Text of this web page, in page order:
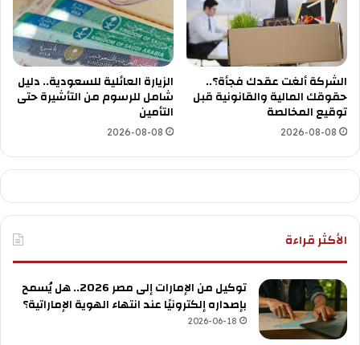
الشركة ألغت عقدك فجأة؟..
حقوقك المالية والقانونية قبل
توقيع المخالصة
2026-08-08
الزيارة العائلية للسعودية.. دليل
شامل للرسوم من التأشيرة حتى
التأمين
2026-08-08
الأكثر قراءة
توكيل من الإمارات إلى مصر 2026.. هل يُسمح
بإصداره إلكترونيًا عند انتهاء الهوية الإماراتية؟
2026-06-18